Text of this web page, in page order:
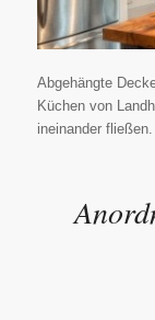
Abgehängte
Küchen von
ineinander fließen.